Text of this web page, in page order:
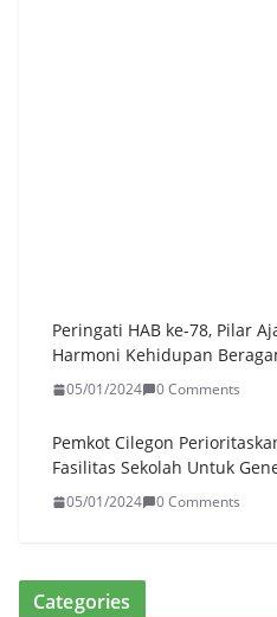
Peringati HAB ke-78, Pilar
Harmoni Kehidupan
05/01/2024 0 Comments
Pemkot Cilegon
Fasilitas Sekolah Untuk
05/01/2024 0 Comments
Categories